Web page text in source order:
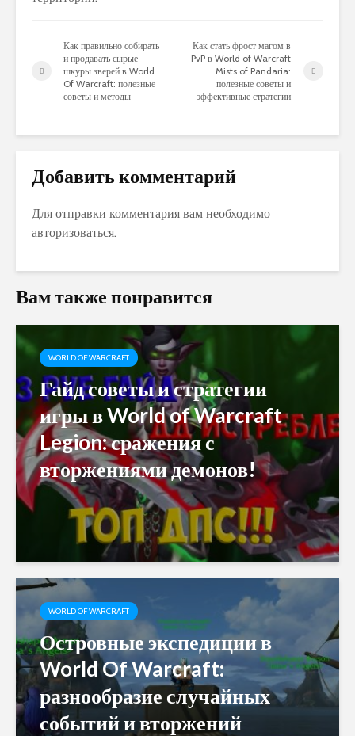
Как правильно собирать
и продавать сырые
шкуры зверей в World
Of Warcraft: полезные
советы и методы
Как стать фрост магом в
PvP в World of Warcraft
Mists of Pandaria:
полезные советы и
эффективные стратегии
Добавить комментарий
Для отправки комментария вам необходимо
авторизоваться.
Вам также понравится
WORLD OF WARCRAFT
Гайд советы и стратегии
игры в World of Warcraft
Legion: сражения с
вторжениями демонов!
WORLD OF WARCRAFT
Островные экспедиции в
World Of Warcraft:
разнообразие случайных
событий и вторжений